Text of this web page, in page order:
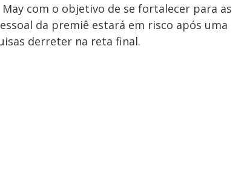
com o objetivo de se fortalecer para as
da premiê estará em risco após uma
derreter na reta final.